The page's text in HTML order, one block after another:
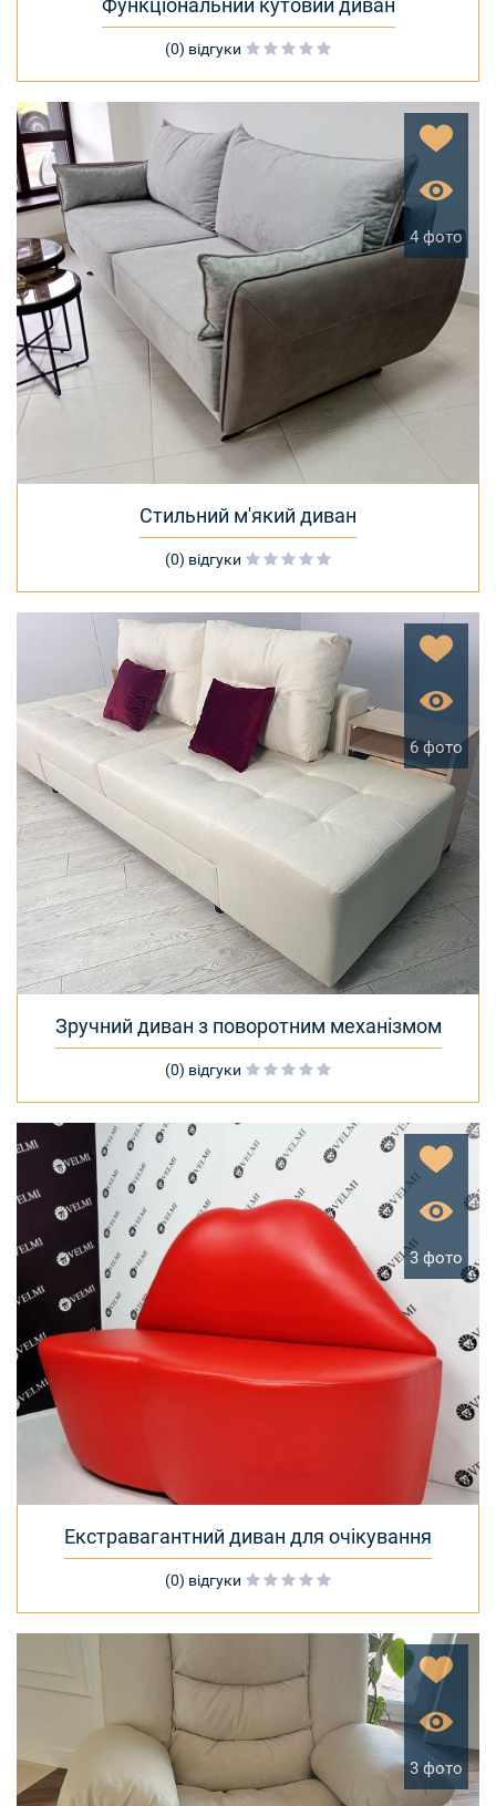
Функціональний кутовий диван
(0) відгуки
Стильний м'який диван
(0) відгуки
4 фото
Зручний диван з поворотним механізмом
(0) відгуки
6 фото
Екстравагантний диван для очікування
(0) відгуки
3 фото
3 фото